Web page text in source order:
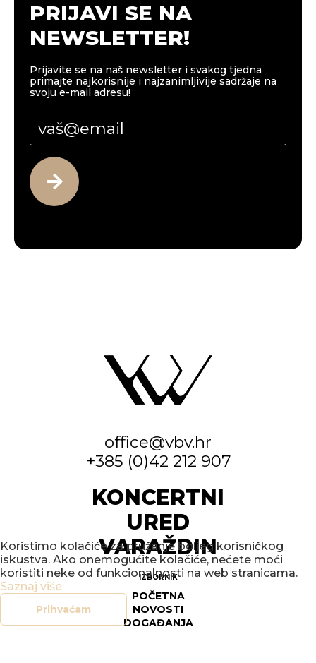
PRIJAVI SE NA
NEWSLETTER!
Prijavite se na naš newsletter i svakog tjedna
primajte najkorisnije i najzanimljivije sadržaje na
svoju e-mail adresu!
office@vbv.hr
+385 (0)42 212 907
KONCERTNI
URED
VARAŽDIN
IZBORNIK
POČETNA
NOVOSTI
DOGAĐANJA
Koristimo kolačiće za pružanje boljeg korisničkog
iskustva. Ako onemogućite kolačiće, nećete moći
koristiti neke od funkcionalnosti na web stranicama.
Saznaj više
Prihvaćam